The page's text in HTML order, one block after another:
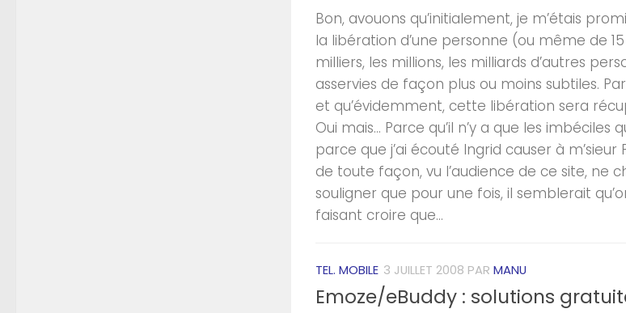
Bon, avouons qu’initialement, je m’étais
la libération d’une personne (ou même de
milliers, les millions, les milliards d’autres
asservies de façon plus ou moins subtiles.
et qu’évidemment, cette libération sera
Oui mais… Parce qu’il n’y a que les
parce que j’ai écouté Ingrid causer à
de toute façon, vu l’audience de ce site, ne
souligner que pour une fois, il semblerait
faisant croire que...
TEL. MOBILE 3 JUILLET 2008 PAR MANU
Emoze/eBuddy : solutions